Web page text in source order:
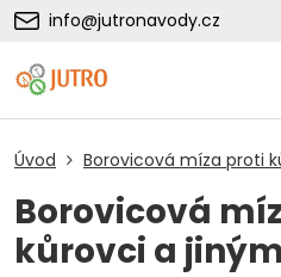
info@jutronavody.cz
Úvod Borovicová míza proti
Borovicová
kůrovci a